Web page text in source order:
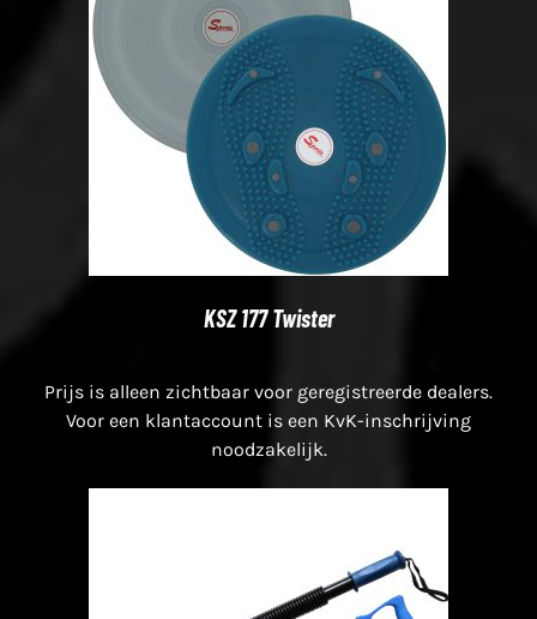
KSZ 177 Twister
Prijs is alleen zichtbaar voor geregistreerde dealers.
Voor een klantaccount is een KvK-inschrijving
noodzakelijk.